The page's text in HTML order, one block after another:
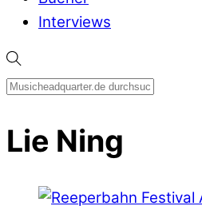
Interviews
Lie Ning